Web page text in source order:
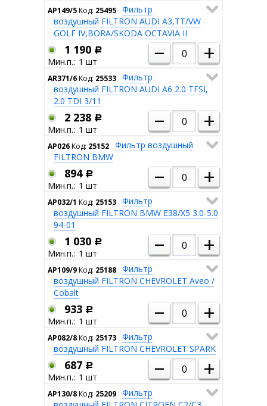
AP149/5Код: 25495 Фильтр
воздушный FILTRON AUDI A3,TT/VW
GOLF IV,BORA/SKODA OCTAVIA II
1 190 Р
1 – +
AR371/6Код: 25533 Фильтр
воздушный FILTRON AUDI A6 2.0 TFSI,
2.0 TDI 3/11
2 238 Р
1 – +
AP026Код: 25152 Фильтр воздушный
FILTRON BMW
894 Р
1 – +
AP032/1 Код: 25153 Фильтр
воздушный FILTRON BMW E38/X5 3.0-5.0
94-01
1 030 Р
1 – +
AP109/9Код: 25188 Фильтр
воздушный FILTRON CHEVROLET Aveo /
Cobalt
933 Р
1 – +
AP082/8Код: 25173 Фильтр
воздушный FILTRON CHEVROLET SPARK
687 Р
1 – +
AP130/8Код: 25209 Фильтр